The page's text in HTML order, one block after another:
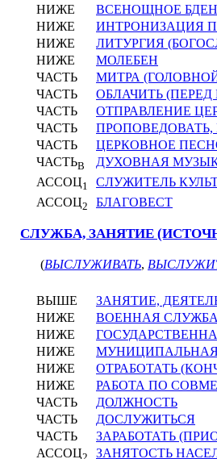
НИЖЕ
ВСЕНОЩНОЕ
НИЖЕ
ИНТРОНИЗАЦИЯ
НИЖЕ
ЛИТУРГИЯ
НИЖЕ
МОЛЕБЕН
ЧАСТЬ
МИТРА
ЧАСТЬ
ОБЛАЧИТЬ
ЧАСТЬ
ОТПРАВЛЕНИЕ
ЧАСТЬ
ЧАСТЬ
ЦЕРКОВНОЕ
ЧАСТЬВ
ДУХОВНАЯ
АССОЦ1
СЛУЖИТЕЛЬ
АССОЦ2 БЛАГОВЕСТ
СЛУЖБА, ЗАНЯТИЕ
(ВЫСЛУЖИВАТЬ,
ВЫШЕ
ЗАНЯТИЕ,
НИЖЕ
ВОЕННАЯ СЛУЖБА
НИЖЕ
НИЖЕ
НИЖЕ
ОТРАБОТАТЬ
НИЖЕ
РАБОТА ПО
ЧАСТЬ
ДОЛЖНОСТЬ
ЧАСТЬ
ДОСЛУЖИТЬСЯ
ЧАСТЬ
ЗАРАБОТАТЬ
АССОЦ
ЗАНЯТОСТЬ